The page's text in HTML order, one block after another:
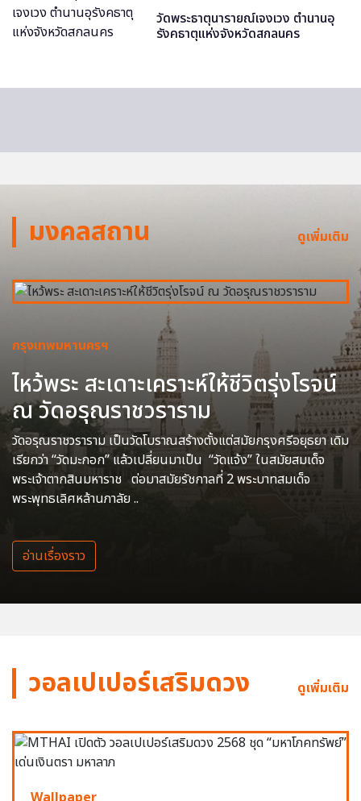
วัดพระธาตุนารายณ์เจงเวง ตำนานอุ
รังคธาตุแห่งจังหวัดสกลนคร
มงคลสถาน ดูเพิ่มเติม
กรุงเทพมหานครฯ
ไหว้พระ สะเดาะเคราะห์ให้ชีวิตรุ่งโรจน์
ณ วัดอรุณราชวราราม
วัดอรุณราชวราราม เป็นวัดโบราณสร้างตั้งแต่สมัยกรุงศรีอยุธยา เดิม
เรียกว่า “วัดมะกอก” แล้วเปลี่ยนมาเป็น “วัดแจ้ง” ในสมัยสมเด็จ
พระเจ้าตากสินมหาราช ต่อมาสมัยรัชกาลที่ 2 พระบาทสมเด็จ
พระพุทธเลิศหล้านภาลัย ..
อ่านเรื่องราว
วอลเปเปอร์เสริมดวง ดูเพิ่มเติม